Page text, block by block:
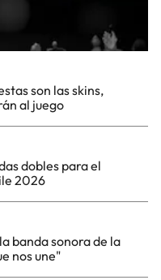
son las skins,
al juego
dobles para el
2026
banda sonora de la
nos une"